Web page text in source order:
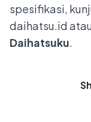
spesifikasi,
daihatsu.id
Daihatsuku.